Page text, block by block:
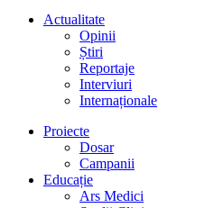
Actualitate
Opinii
Știri
Reportaje
Interviuri
Internaționale
Proiecte
Dosar
Campanii
Educație
Ars Medici